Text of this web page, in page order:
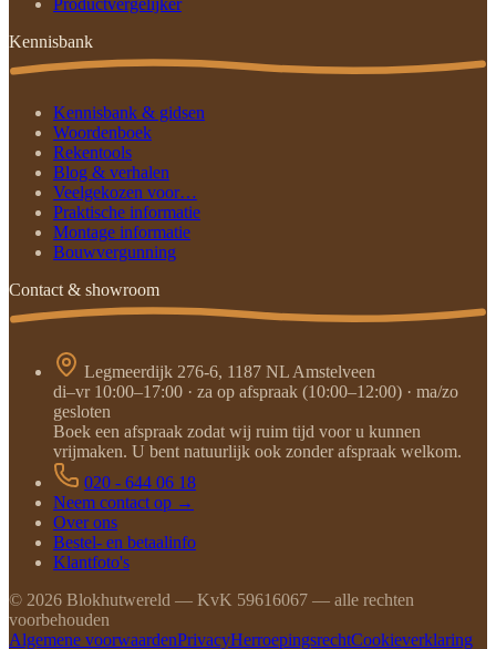
Productvergelijker
Kennisbank
Kennisbank & gidsen
Woordenboek
Rekentools
Blog & verhalen
Veelgekozen voor…
Praktische informatie
Montage informatie
Bouwvergunning
Contact & showroom
Legmeerdijk 276-6, 1187 NL Amstelveen
di–vr 10:00–17:00 · za op afspraak (10:00–12:00) · ma/zo
gesloten
Boek een afspraak zodat wij ruim tijd voor u kunnen
vrijmaken. U bent natuurlijk ook zonder afspraak welkom.
020 - 644 06 18
Neem contact op →
Over ons
Bestel- en betaalinfo
Klantfoto's
© 2026 Blokhutwereld — KvK 59616067 — alle rechten
voorbehouden
Algemene voorwaardenPrivacyHerroepingsrechtCookieverklaring